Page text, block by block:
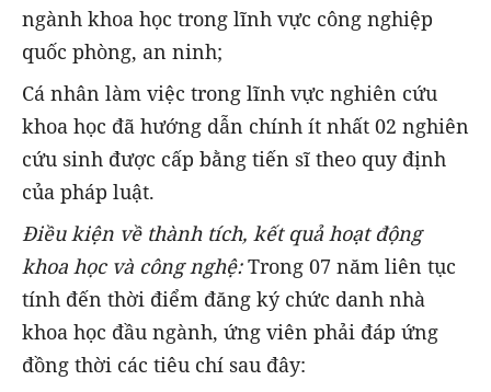
ngành khoa học trong lĩnh vực công nghiệp
quốc phòng, an ninh;
Cá nhân làm việc trong lĩnh vực nghiên cứu
khoa học đã hướng dẫn chính ít nhất 02 nghiên
cứu sinh được cấp bằng tiến sĩ theo quy định
của pháp luật.
Điều kiện về thành tích, kết quả hoạt động
khoa học và công nghệ:Trong 07 năm liên tục
tính đến thời điểm đăng ký chức danh nhà
khoa học đầu ngành, ứng viên phải đáp ứng
đồng thời các tiêu chí sau đây: